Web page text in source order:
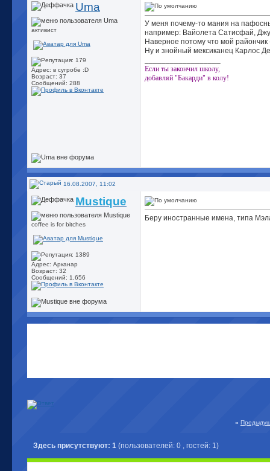
Uma
активист
Адрес: в сугробе :D
Возраст: 37
Сообщений: 288
У меня почему-то мания на
например: Вайолета Сатисфай,
Наверное потому что мой райончик
Ну и знойный мексиканец Карлос
Если ты закончил школу,
добавляй "Бакарди" в колу!
16.08.2007, 11:02
Mustique
coffee is for bitches
Адрес: Арканар
Возраст: 32
Сообщений: 1,656
Беру иностранные имена, типа
«
Здесь присутствуют: 1 (пользователей: 0 , гостей: 1)